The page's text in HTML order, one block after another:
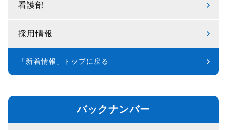
看護部
採用情報
「新着情報」トップに戻る
バックナンバー